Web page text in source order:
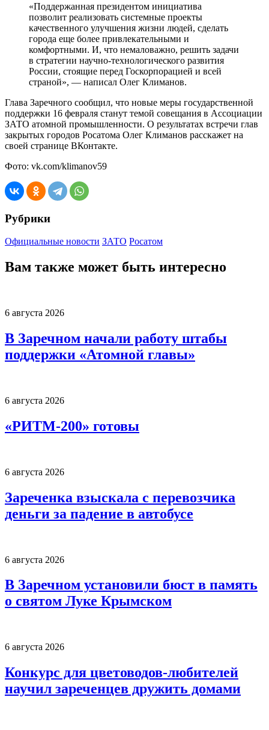
«Поддержанная президентом инициатива
позволит реализовать системные проекты
качественного улучшения жизни людей, сделать
города еще более привлекательными и
комфортными. И, что немаловажно, решить задачи
в стратегии научно-технологического развития
России, стоящие перед Госкорпорацией и всей
страной», — написал Олег Климанов.
Глава Заречного сообщил, что новые меры государственной
поддержки 16 февраля станут темой совещания в Ассоциации
ЗАТО атомной промышленности. О результатах встречи глав
закрытых городов Росатома Олег Климанов расскажет на
своей странице ВКонтакте.
Фото: vk.com/klimanov59
Рубрики
Официальные новости ЗАТО Росатом
Вам также может быть интересно
6 августа 2026
В Заречном начали работу штабы
поддержки «Атомной главы»
6 августа 2026
«РИТМ-200» готовы
6 августа 2026
Зареченка взыскала с перевозчика
деньги за падение в автобусе
6 августа 2026
В Заречном установили бюст в память
о святом Луке Крымском
6 августа 2026
Конкурс для цветоводов-любителей
научил зареченцев дружить домами